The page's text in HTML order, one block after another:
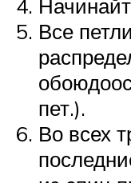
Все
пет.).
Во всех